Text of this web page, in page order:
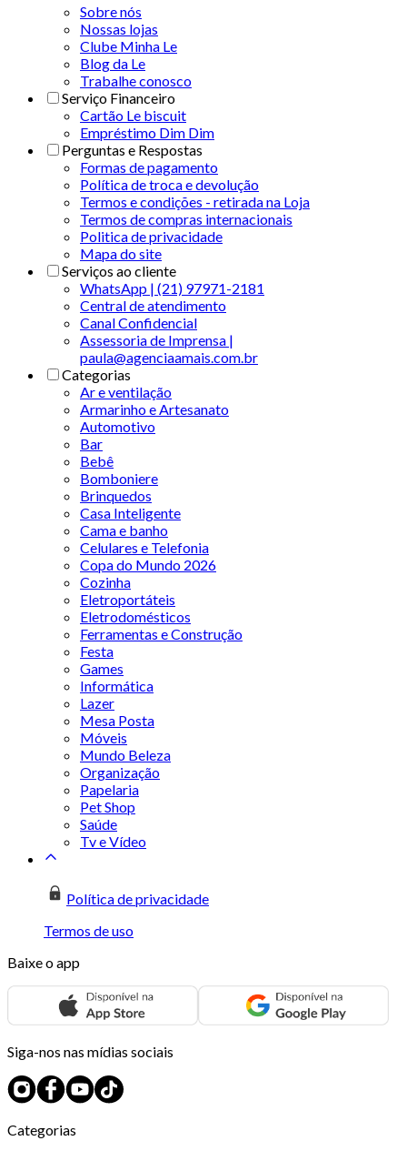
Sobre nós
Nossas lojas
Clube Minha Le
Blog da Le
Trabalhe conosco
Serviço Financeiro
Cartão Le biscuit
Empréstimo Dim Dim
Perguntas e Respostas
Formas de pagamento
Política de troca e devolução
Termos e condições - retirada na Loja
Termos de compras internacionais
Politica de privacidade
Mapa do site
Serviços ao cliente
WhatsApp | (21) 97971-2181
Central de atendimento
Canal Confidencial
Assessoria de Imprensa |
paula@agenciaamais.com.br
Categorias
Ar e ventilação
Armarinho e Artesanato
Automotivo
Bar
Bebê
Bomboniere
Brinquedos
Casa Inteligente
Cama e banho
Celulares e Telefonia
Copa do Mundo 2026
Cozinha
Eletroportáteis
Eletrodomésticos
Ferramentas e Construção
Festa
Games
Informática
Lazer
Mesa Posta
Móveis
Mundo Beleza
Organização
Papelaria
Pet Shop
Saúde
Tv e Vídeo
Política de privacidade
Termos de uso
Baixe o app
Siga-nos nas mídias sociais
Categorias